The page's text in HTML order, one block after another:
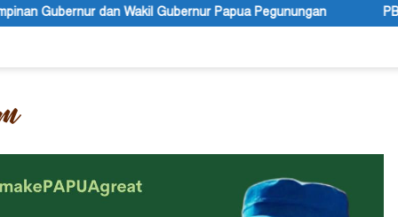
Gubernur Papua Pegunungan PBB Mengakui Kedaulatan